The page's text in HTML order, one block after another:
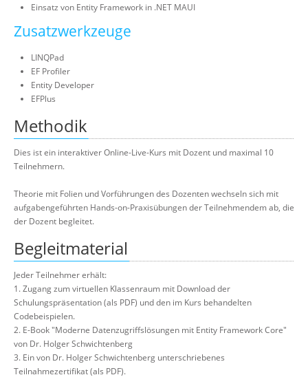
Einsatz von Entity Framework in .NET MAUI
Zusatzwerkzeuge
LINQPad
EF Profiler
Entity Developer
EFPlus
Methodik
Dies ist ein interaktiver Online-Live-Kurs mit Dozent und maximal 10
Teilnehmern.
Theorie mit Folien und Vorführungen des Dozenten wechseln sich mit
aufgabengeführten Hands-on-Praxisübungen der Teilnehmendem ab, die
der Dozent begleitet.
Begleitmaterial
Jeder Teilnehmer erhält:
1. Zugang zum virtuellen Klassenraum mit Download der
Schulungspräsentation (als PDF) und den im Kurs behandelten
Codebeispielen.
2. E-Book "Moderne Datenzugriffslösungen mit Entity Framework Core"
von Dr. Holger Schwichtenberg
3. Ein von Dr. Holger Schwichtenberg unterschriebenes
Teilnahmezertifikat (als PDF).